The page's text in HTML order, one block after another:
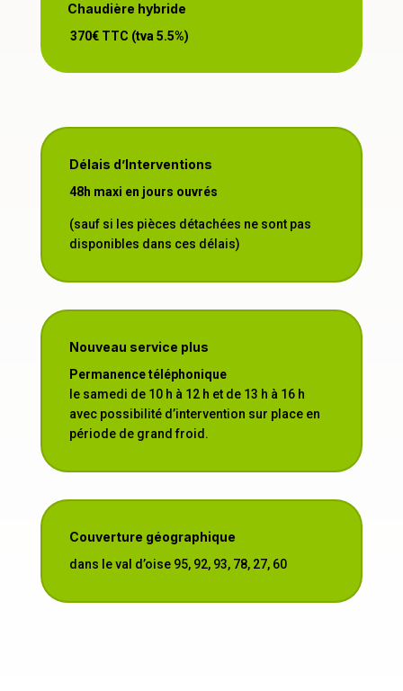
Chaudière hybride
370€ TTC (tva 5.5%)
Délais d’Interventions
48h maxi en jours ouvrés
(sauf si les pièces détachées ne sont pas
disponibles dans ces délais)
Nouveau service plus
Permanence téléphonique
le samedi de 10 h à 12 h et de 13 h à 16 h
avec possibilité d’intervention sur place en
période de grand froid.
Couverture géographique
dans le val d’oise 95, 92, 93, 78, 27, 60